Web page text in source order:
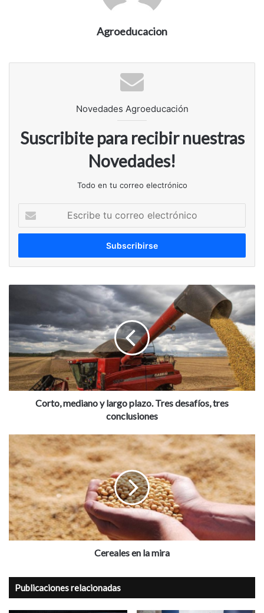
Agroeducacion
Novedades Agroeducación
Suscribite para recibir nuestras
Novedades!
Todo en tu correo electrónico
correo
largo
plazo.
Tres
desafíos,
tres
conclusiones
Corto, mediano y largo plazo. Tres desafíos, tres
conclusiones
Cereales
en
la
mira
Cereales en la mira
Publicaciones relacionadas